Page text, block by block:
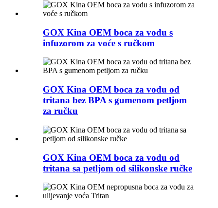
GOX Kina OEM boca za vodu s
infuzorom za voće s ručkom
GOX Kina OEM boca za vodu od
tritana bez BPA s gumenom petljom
za ručku
GOX Kina OEM boca za vodu od
tritana sa petljom od silikonske ručke